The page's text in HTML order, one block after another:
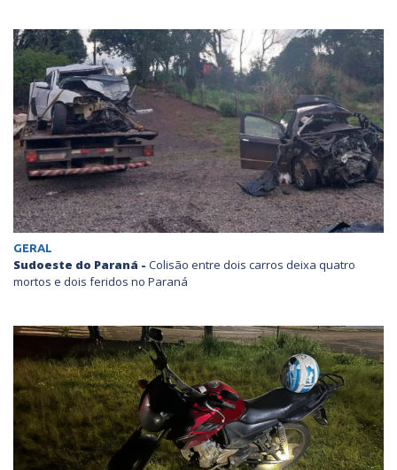
GERAL
Sudoeste do Paraná - Colisão entre dois carros deixa quatro
mortos e dois feridos no Paraná